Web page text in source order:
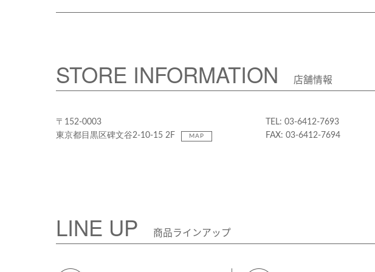
STORE INFORMATION 店舗情報
〒152-0003
東京都目黒区碑文谷2-10-15 2F
MAP
TEL: 03-6412-7693
FAX: 03-6412-7694
LINE UP 商品ラインアップ